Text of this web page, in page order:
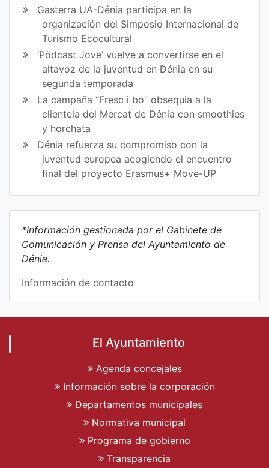
Gasterra UA-Dénia participa en la
organización del Simposio Internacional de
Turismo Ecocultural
‘Pòdcast Jove’ vuelve a convertirse en el
altavoz de la juventud en Dénia en su
segunda temporada
La campaña “Fresc i bo” obsequia a la
clientela del Mercat de Dénia con smoothies
y horchata
Dénia refuerza su compromiso con la
juventud europea acogiendo el encuentro
final del proyecto Erasmus+ Move-UP
*Información gestionada por el Gabinete de
Comunicación y Prensa del Ayuntamiento de
Dénia.
Información de contacto
El Ayuntamiento
Agenda concejales
Información sobre la corporación
Departamentos municipales
Normativa municipal
Programa de gobierno
Transparencia